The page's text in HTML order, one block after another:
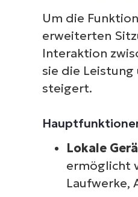
Um die
erweiterten
Interaktion
sie die Leistung
steigert.
Lokale
ermöglicht
Laufwerke,